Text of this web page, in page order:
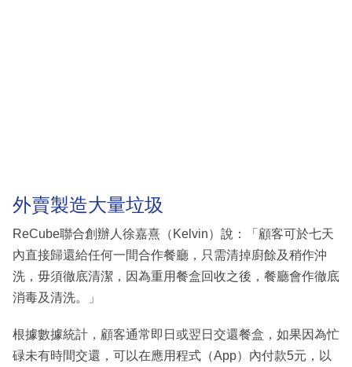
外賣製造大量垃圾
ReCube聯合創辦人徐嘉熹（Kelvin）說：「顧客可於七天
內直接歸還給任何一間合作餐廳，只需清掉廚餘及稍作沖
洗，毋須徹底清潔，因為重用餐盒回收之後，餐廳會作徹底
消毒及清洗。」
根據數據統計，顧客通常即日或翌日交還餐盒，如果因為忙
碌未有時間交還，可以在應用程式（App）內付款5元，以